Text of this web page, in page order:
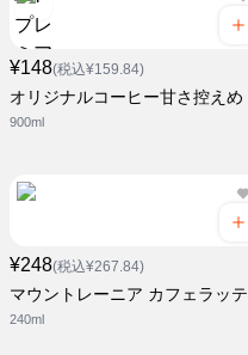
¥148(税込¥159.84)
オリジナルコーヒー甘さ控えめ
900ml
¥248(税込¥267.84)
マウントレーニア カフェラッテ
240ml